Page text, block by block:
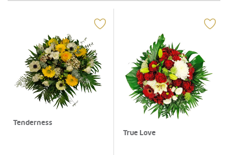
Tenderness
True Love